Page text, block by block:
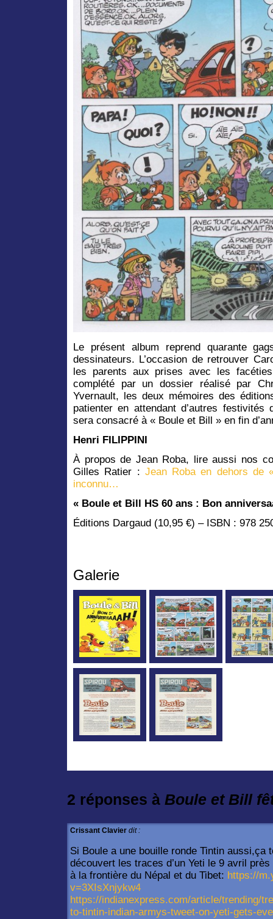
Le présent album reprend quarante
dessinateurs. L’occasion de retrouver
les parents aux prises avec les
complété par un dossier réalisé par
Yvernault, les deux mémoires des
patienter en attendant d’autres
sera consacré à « Boule et Bill » en fin
Henri FILIPPINI
À propos de Jean Roba, lire aussi nos
Gilles Ratier : Jean Roba en dehors de
inconnu…
« Boule et Bill HS 60 ans : Bon
Éditions Dargaud (10,95 €) – ISBN : 978
Galerie
2 réponses à Boule et Bill
Crissant Clavier dit :
Si Boule a une bouille ronde Tintin aussi,ça
découvert les traces d’un Yeti le 9 avril
à la frontière du Népal et du Tibet: https://
v=3XIsXnjykw4
https://indianexpress.com/article/trending/
to-tintin-indian-armys-tweet-on-yeti-gets-